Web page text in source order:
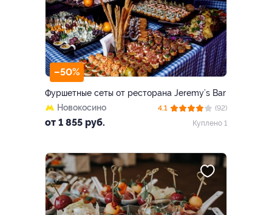
–50%
Фуршетные сеты от ресторана Jeremy’s Bar
Новокосино
от 1 855 руб.
4.1
(92)
Куплено 1